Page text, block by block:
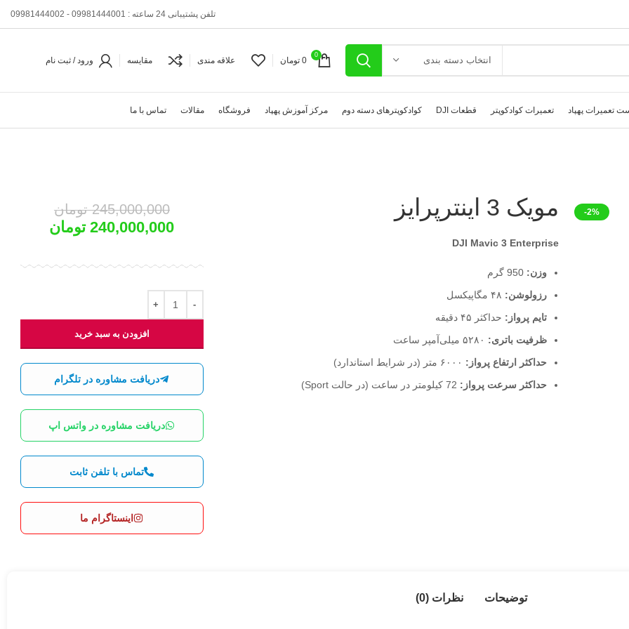
تلفن پشتیبانی 24 ساعته : 09981444001 - 09981444002
انتخاب دسته بندی 0
0 تومان علاقه مندی مقایسه ورود / ثبت نام
تعمیرات پهپاد تعمیرات کوادکوپتر قطعات DJI کوادکوپترهای دسته دوم مرکز آموزش پهپاد فروشگاه مقالات تماس با ما
-2% مویک 3 اینترپرایز
DJI Mavic 3 Enterprise
وزن: 950 گرم
رزولوشن:
تایم پرواز: حداکثر ۴۵ دقیقه
ظرفیت باتری:
حداکثر ارتفاع پرواز:
حداکثر سرعت پرواز:
245,000,000 تومان
240,000,000 تومان
افزودن به سبد خرید
دریافت مشاوره در تلگرام
دریافت مشاوره در واتس اپ
تماس با تلفن ثابت
اینستاگرام ما
توضیحات نظرات (0)